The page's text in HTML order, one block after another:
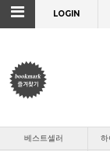
LOGIN
베스트셀러 하